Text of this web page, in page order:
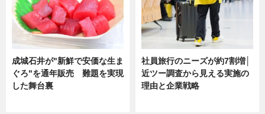
成城石井が"新鮮で安価な生ま
ぐろ"を通年販売 難題を実現
した舞台裏
社員旅行のニーズが約7割増│
近ツー調査から見える実施の
理由と企業戦略